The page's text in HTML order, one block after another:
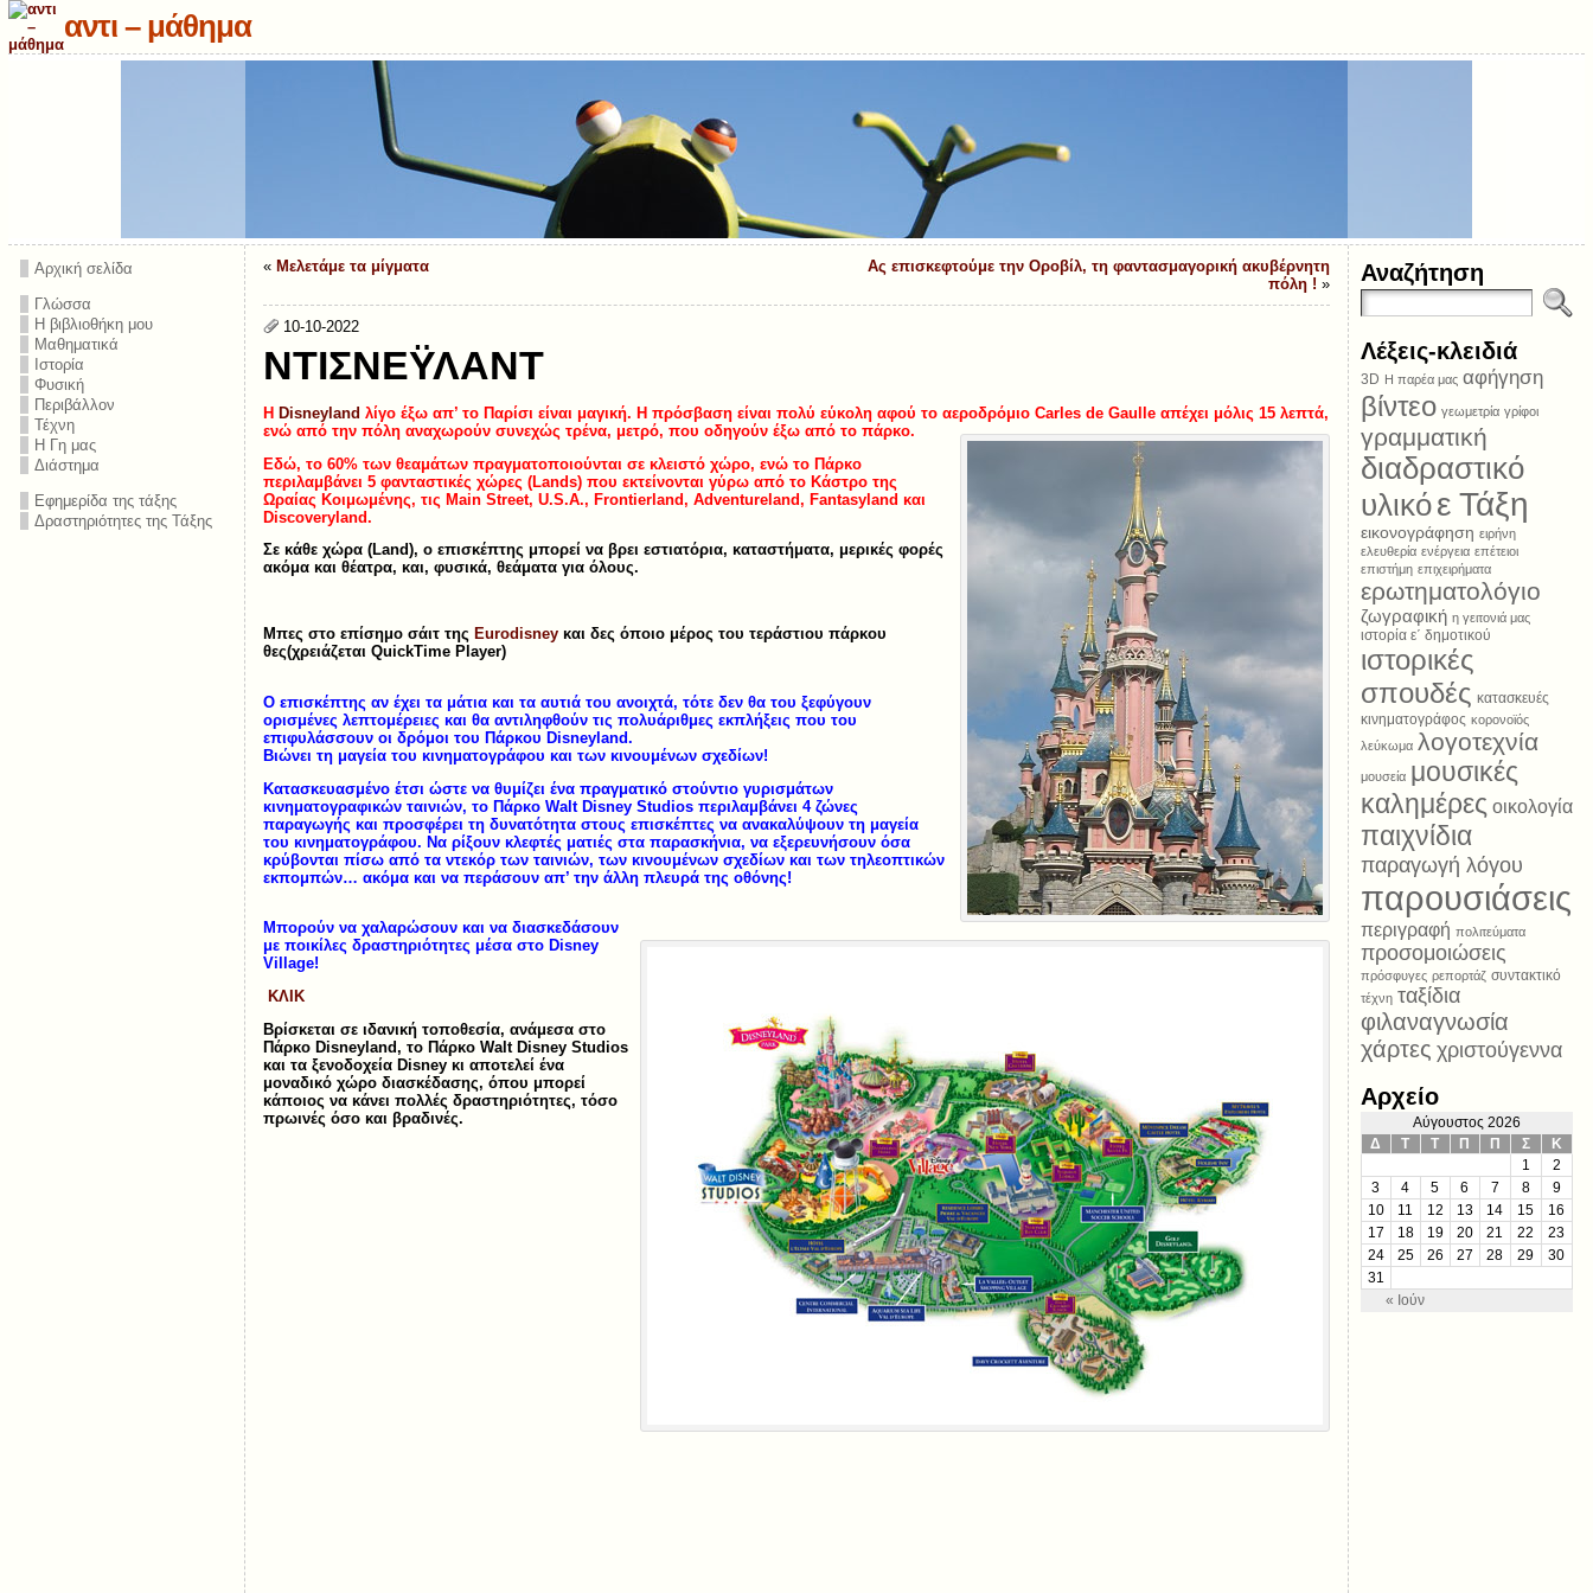
αντι – μάθημα
Αρχική σελίδα
Γλώσσα
Η βιβλιοθήκη μου
Μαθηματικά
Ιστορία
Φυσική
Περιβάλλον
Τέχνη
Η Γη μας
Διάστημα
Εφημερίδα της τάξης
Δραστηριότητες της Τάξης
« Μελετάμε τα μίγματα
Ας επισκεφτούμε την Οροβίλ, τη φαντασμαγορική ακυβέρνητη
πόλη ! »
10-10-2022
ΝΤΙΣΝΕΫΛΑΝΤ
Η Disneyland λίγο έξω απ’ το Παρίσι είναι μαγική. Η πρόσβαση είναι πολύ εύκολη αφού το αεροδρόμιο Carles de Gaulle απέχει μόλις 15 λεπτά,
ενώ από την πόλη αναχωρούν συνεχώς τρένα, μετρό, που οδηγούν έξω από το πάρκο.
Εδώ, το 60% των θεαμάτων πραγματοποιούνται σε κλειστό χώρο, ενώ το Πάρκο
περιλαμβάνει 5 φανταστικές χώρες (Lands) που εκτείνονται γύρω από το Κάστρο της
Ωραίας Κοιμωμένης, τις Main Street, U.S.A., Frontierland, Adventureland, Fantasyland και
Discoveryland.
Σε κάθε χώρα (Land), ο επισκέπτης μπορεί να βρει εστιατόρια, καταστήματα, μερικές φορές
ακόμα και θέατρα, και, φυσικά, θεάματα για όλους.
Μπες στο επίσημο σάιτ της Eurodisneyκαι δες όποιο μέρος του τεράστιου πάρκου
θες(χρειάζεται QuickTime Player)
Ο επισκέπτης αν έχει τα μάτια και τα αυτιά του ανοιχτά, τότε δεν θα του ξεφύγουν
ορισμένες λεπτομέρειες και θα αντιληφθούν τις πολυάριθμες εκπλήξεις που του
επιφυλάσσουν οι δρόμοι του Πάρκου Disneyland.
Βιώνει τη μαγεία του κινηματογράφου και των κινουμένων σχεδίων!
Κατασκευασμένο έτσι ώστε να θυμίζει ένα πραγματικό στούντιο γυρισμάτων
κινηματογραφικών ταινιών, το Πάρκο Walt Disney Studios περιλαμβάνει 4 ζώνες
παραγωγής και προσφέρει τη δυνατότητα στους επισκέπτες να ανακαλύψουν τη μαγεία
του κινηματογράφου. Να ρίξουν κλεφτές ματιές στα παρασκήνια, να εξερευνήσουν όσα
κρύβονται πίσω από τα ντεκόρ των ταινιών, των κινουμένων σχεδίων και των τηλεοπτικών
εκπομπών… ακόμα και να περάσουν απ’ την άλλη πλευρά της οθόνης!
Μπορούν να χαλαρώσουν και να διασκεδάσουν
με ποικίλες δραστηριότητες μέσα στο Disney
Village!
ΚΛΙΚ
Βρίσκεται σε ιδανική τοποθεσία, ανάμεσα στο
Πάρκο Disneyland, το Πάρκο Walt Disney Studios
και τα ξενοδοχεία Disney κι αποτελεί ένα
μοναδικό χώρο διασκέδασης, όπου μπορεί
κάποιος να κάνει πολλές δραστηριότητες, τόσο
πρωινές όσο και βραδινές.
Αναζήτηση
Λέξεις-κλειδιά
3D Η παρέα μας αφήγηση
βίντεο γεωμετρία γρίφοι
γραμματική
διαδραστικό
υλικόε Τάξη
εικονογράφηση ειρήνη
ελευθερία ενέργεια επέτειοι
επιστήμη επιχειρήματα
ερωτηματολόγιο
ζωγραφική η γειτονιά μας
ιστορία ε΄ δημοτικού
ιστορικές
σπουδές κατασκευές
κινηματογράφος κορονοϊός
λεύκωμα λογοτεχνία
μουσεία μουσικές
καλημέρες οικολογία
παιχνίδια
παραγωγή λόγου
παρουσιάσεις
περιγραφή πολιτεύματα
προσομοιώσεις
πρόσφυγες ρεπορτάζ συντακτικό
τέχνη ταξίδια
φιλαναγνωσία
χάρτες χριστούγεννα
Αρχείο
Αύγουστος 2026
Δ
Τ Τ Π Π Σ Κ
« Ιούν
1
2
3
4 5 6 7 8
9
10
11 12 13 14 15
16
17
18 19 20 21 22
23
24
25 26 27 28 29
30
31